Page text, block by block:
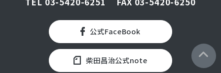
公式FaceBook
柴田昌治公式note